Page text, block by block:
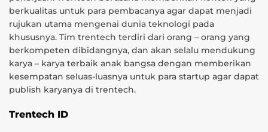
berkualitas untuk para pembacanya agar dapat menjadi
rujukan utama mengenai dunia teknologi pada
khususnya. Tim trentech terdiri dari orang – orang yang
berkompeten dibidangnya, dan akan selalu mendukung
karya – karya terbaik anak bangsa dengan memberikan
kesempatan seluas-luasnya untuk para startup agar dapat
publish karyanya di trentech.
Trentech ID